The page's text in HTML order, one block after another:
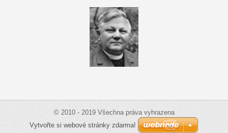
© 2010 - 2019 Všechna práva vyhrazena
Vytvořte si webové stránky zdarma!